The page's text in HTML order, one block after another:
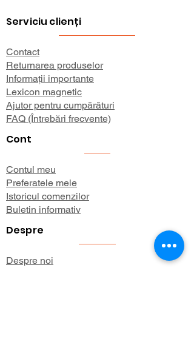
Serviciu clienți
Contact
Returnarea produselor
Informații importante
Lexicon magnetic
Ajutor pentru cumpărături
FAQ (Întrebări frecvente)
Cont
Contul meu
Preferatele mele
Istoricul comenzilor
Buletin informativ
Despre
Despre noi